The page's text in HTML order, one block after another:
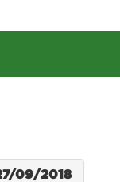
09/2018